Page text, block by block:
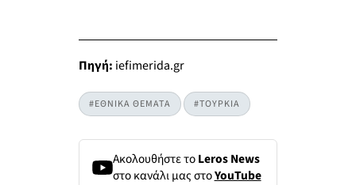
Πηγή: iefimerida.gr
#ΕΘΝΙΚΑ ΘΕΜΑΤΑ #ΤΟΥΡΚΙΑ
Ακολουθήστε τοLeros News
στο κανάλι μας στοYouTube